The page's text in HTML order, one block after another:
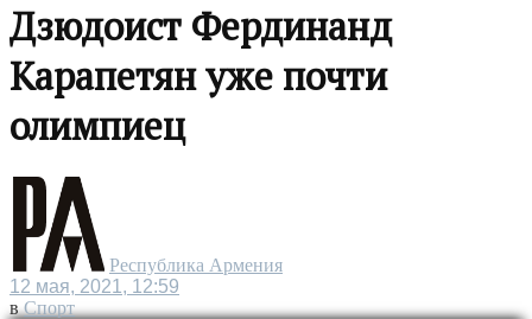
Дзюдоист Фердинанд
Карапетян уже почти
олимпиец
Республика Армения
12 мая, 2021, 12:59
в Спорт